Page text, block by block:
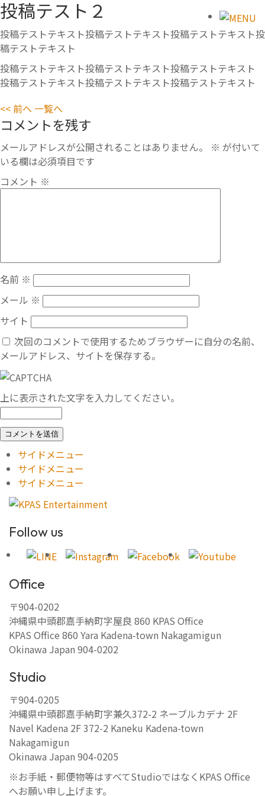
投稿テスト２
投稿テストテキスト投稿テストテキスト投稿テストテキスト投
稿テストテキスト
投稿テストテキスト投稿テストテキスト投稿テストテキスト
投稿テストテキスト投稿テストテキスト投稿テストテキスト
<< 前へ 一覧へ
コメントを残す
メールアドレスが公開されることはありません。 ※ が付いて
いる欄は必須項目です
コメント ※
名前 ※
メール ※
サイト
次回のコメントで使用するためブラウザーに自分の名前、
メールアドレス、サイトを保存する。
上に表示された文字を入力してください。
サイドメニュー
サイドメニュー
サイドメニュー
Follow us
Office
〒904-0202
沖縄県中頭郡嘉手納町字屋良 860 KPAS Office
KPAS Office 860 Yara Kadena-town Nakagamigun
Okinawa Japan 904-0202
Studio
〒904-0205
沖縄県中頭郡嘉手納町字兼久372-2 ネーブルカデナ 2F
Navel Kadena 2F 372-2 Kaneku Kadena-town
Nakagamigun
Okinawa Japan 904-0205
※お手紙・郵便物等はすべてStudioではなくKPAS Office
へお願い申し上げます。